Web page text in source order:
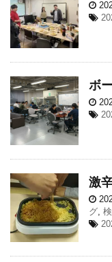
ボ
激
グ,